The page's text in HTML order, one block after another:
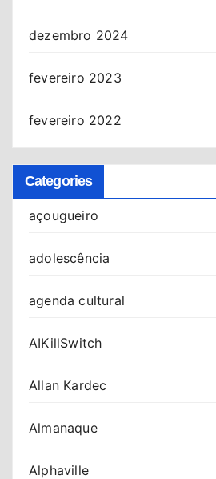
dezembro 2024
fevereiro 2023
fevereiro 2022
Categories
açougueiro
adolescência
agenda cultural
AIKillSwitch
Allan Kardec
Almanaque
Alphaville